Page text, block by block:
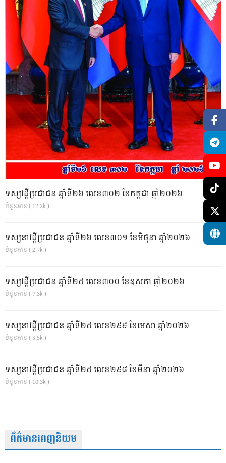
ទស្សវដ្តីប្រជាជន ឆ្នាំទី២៦ លេខ៣០២ ខែកក្កដា ឆ្នាំ២០២៦
ចំនួនអាន ( 12.2k )
ទស្សនាវដ្ដីប្រជាជន ឆ្នាំទី២៦ លេខ៣០១ ខែមិថុនា ឆ្នាំ២០២៦
ចំនួនអាន ( 2.7k )
ទស្សវដ្តីប្រជាជន ឆ្នាំទី២៥ លេខ៣០០ ខែឧសភា ឆ្នាំ២០២៦
ចំនួនអាន ( 7.3k )
ទស្សនាវដ្ដីប្រជាជន ឆ្នាំទី២៥ លេខ២៩៩ ខែមេសា ឆ្នាំ២០២៦
ចំនួនអាន ( 5.5k )
ទស្សនាវដ្ដីប្រជាជន ឆ្នាំទី២៥ លេខ២៩៨ ខែមីនា ឆ្នាំ២០២៦
ចំនួនអាន ( 10.3k )
ព័ត៌មានពេញនិយម